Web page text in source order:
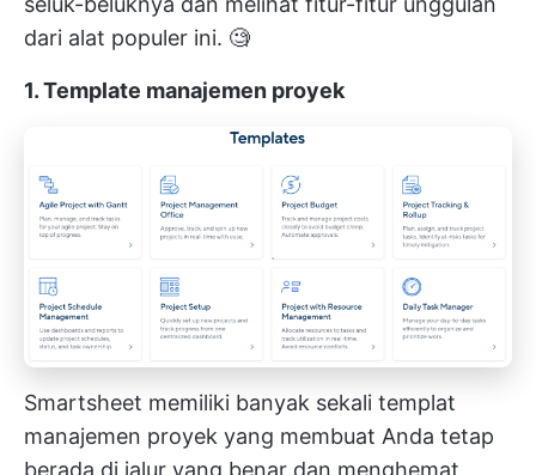
dari alat populer ini. 🧐
1. Template manajemen proyek
Smartsheet memiliki banyak sekali templat
manajemen proyek yang membuat Anda tetap